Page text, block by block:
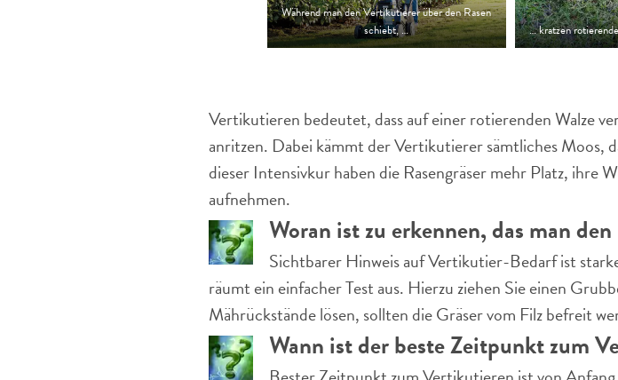
Während man den Vertikutierer über den Rasen
schiebt, …
… kratzen
Vertikutieren bedeutet, dass auf einer rotierenden Walze
anritzen. Dabei kämmt der Vertikutierer sämtliches Moos,
dieser Intensivkur haben die Rasengräser mehr Platz, ihre
aufnehmen.
Woran ist zu erkennen, das man
Sichtbarer Hinweis auf Vertikutier-Bedarf ist
räumt ein einfacher Test aus. Hierzu ziehen Sie einen
Mährückstände lösen, sollten die Gräser vom Filz befreit
Wann ist der beste Zeitpunkt zum